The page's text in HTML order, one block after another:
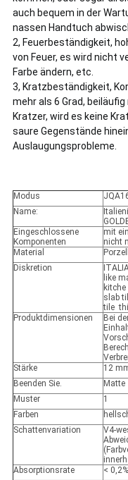
auch bequem in der
nassen Handtuch
2, Feuerbeständigkeit,
von Feuer, es wird nicht
Farbe ändern, etc.
3, Kratzbeständigkeit,
mehr als 6 Grad,
Kratzer, wird es keine
saure Gegenstände
Auslaugungsprobleme.
Modus
Name:
Eingeschlossene
Komponenten
mit
nicht
Material
Diskretion
like
slab
tile
Produktdimensionen
Bei
Stärke
12
Beenden Sie.
Matte
Muster
1
Farben
Schattenvariation
V4-
Absorptionsrate
< 0,2%